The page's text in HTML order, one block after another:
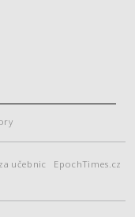
učebnic
EpochTimes.cz